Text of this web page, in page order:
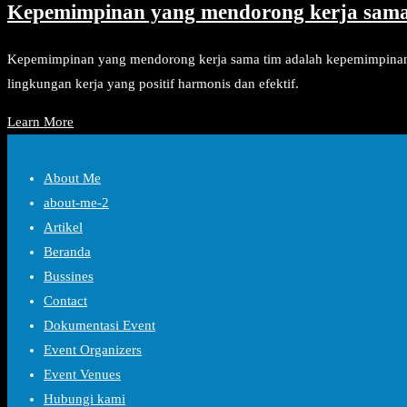
Kepemimpinan yang mendorong kerja
Kepemimpinan yang mendorong kerja sama tim adalah
lingkungan kerja yang positif harmonis dan efektif.
Learn More
About Me
about-me-2
Artikel
Beranda
Bussines
Contact
Dokumentasi Event
Event Organizers
Event Venues
Hubungi kami